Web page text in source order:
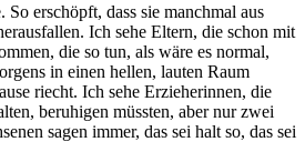
So erschöpft, dass sie manchmal aus
Ich sehe Eltern, die schon mit
die so tun, als wäre es normal,
in einen hellen, lauten Raum
riecht. Ich sehe Erzieherinnen, die
beruhigen müssten, aber nur zwei
sagen immer, das sei halt so, das sei